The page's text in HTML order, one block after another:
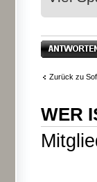
Antwort erstellen
Zurück zu
WER